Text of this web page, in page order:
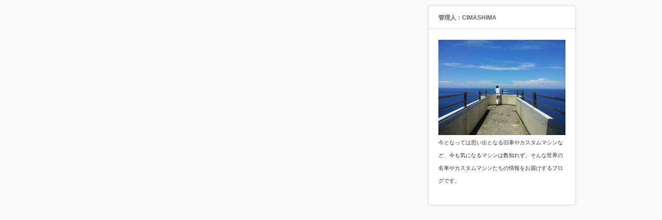
管理人：CIMASHIMA
今となっては思い出となる旧車やカスタムマシンな
ど、今も気になるマシンは数知れず。そんな世界の
名車やカスタムマシンたちの情報をお届けするブロ
グです。